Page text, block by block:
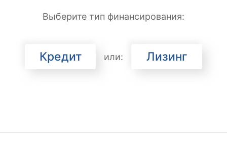
Выберите тип финансирования:
Кредит или: Лизинг